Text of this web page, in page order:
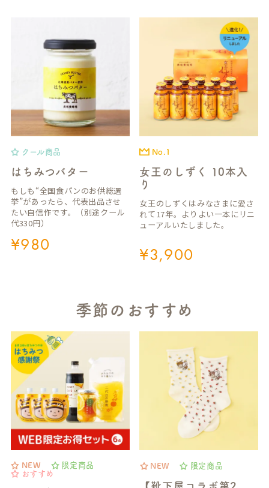
クール商品
はちみつバター
もしも“全国食パンのお供総選
挙”があったら、代表出品させ
たい自信作です。（別途クール
代330円）
¥980
No.1
女王のしずく 10本入
り
女王のしずくはみなさまに愛さ
れて17年。よりよい一本にリニ
ューアルいたしました。
¥3,900
季節のおすすめ
NEW
限定商品
おすすめ
NEW 限定商品